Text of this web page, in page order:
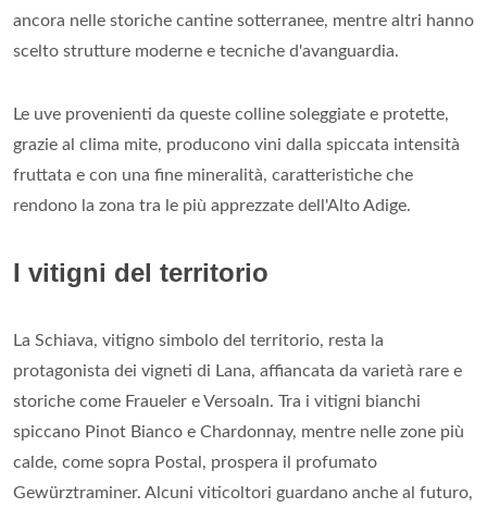
ancora nelle storiche cantine sotterranee, mentre altri hanno
scelto strutture moderne e tecniche d'avanguardia.
Le uve provenienti da queste colline soleggiate e protette,
grazie al clima mite, producono vini dalla spiccata intensità
fruttata e con una fine mineralità, caratteristiche che
rendono la zona tra le più apprezzate dell'Alto Adige.
I vitigni del territorio
La Schiava, vitigno simbolo del territorio, resta la
protagonista dei vigneti di Lana, affiancata da varietà rare e
storiche come Fraueler e Versoaln. Tra i vitigni bianchi
spiccano Pinot Bianco e Chardonnay, mentre nelle zone più
calde, come sopra Postal, prospera il profumato
Gewürztraminer. Alcuni viticoltori guardano anche al futuro,